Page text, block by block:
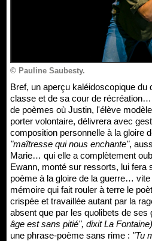
© Pauline Saubesty.
Bref, un aperçu kaléidoscopique du quotidien ordinaire d'une
classe et de sa cour de
de poèmes où Justin, l'élève
porter volontaire, délivrera avec
composition personnelle à la gloire
"maîtresse qui nous enchante",
Marie… qui elle a complètement
Ewann, monté sur ressorts, lui fera
poème à la gloire de la guerre…
mémoire qui fait rouler à terre le
crispée et travaillée autant par la
absent que par les quolibets de ses
âge est sans pitié", dixit La
une phrase-poème sans rime : "Tu